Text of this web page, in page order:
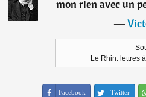
mon rien avec un
―
Le Rhin: lettres
Facebook Twitter